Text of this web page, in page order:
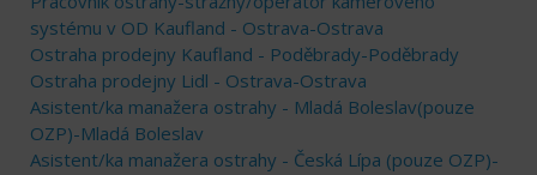
systému v OD Kaufland - Ostrava-Ostrava
Ostraha prodejny Kaufland - Poděbrady-Poděbrady
Ostraha prodejny Lidl - Ostrava-Ostrava
Asistent/ka manažera ostrahy - Mladá Boleslav(pouze
OZP)-Mladá Boleslav
Asistent/ka manažera ostrahy - Česká Lípa (pouze OZP)-